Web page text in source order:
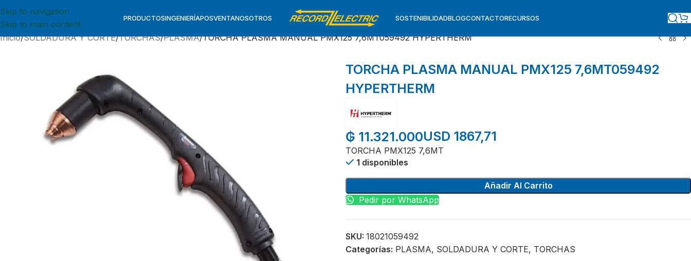
Skip to navigation
Skip to main content
PRODUCTOSINGENIERÍAPOSVENTANOSOTROS SOSTENIBILIDADBLOGCONTACTORECURSOS
Inicio SOLDADURA Y CORTE TORCHAS PLASMA TORCHA PLASMA MANUAL PMX125 7,6MT059492 HYPERTHERM
TORCHA PLASMA MANUAL PMX125 7,6MT059492
HYPERTHERM
₲ 11.321.000USD 1867,71
TORCHA PMX125 7,6MT
1 disponibles
Añadir Al Carrito
Pedir por WhatsApp
SKU: 18021059492
Categorías: PLASMA, SOLDADURA Y CORTE, TORCHAS